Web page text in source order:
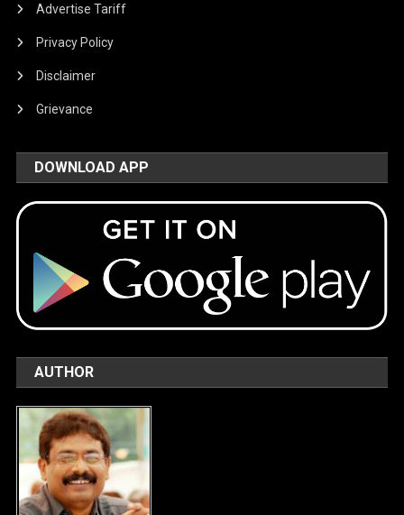
Advertise Tariff
Privacy Policy
Disclaimer
Grievance
DOWNLOAD APP
AUTHOR